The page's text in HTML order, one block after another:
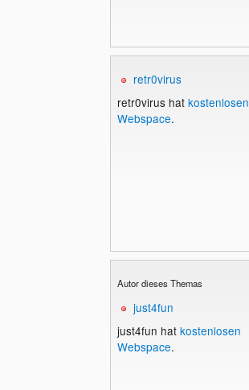
retr0virus
retr0virus hat kostenlosen
Webspace.
Autor dieses Themas
just4fun
just4fun hat kostenlosen
Webspace.